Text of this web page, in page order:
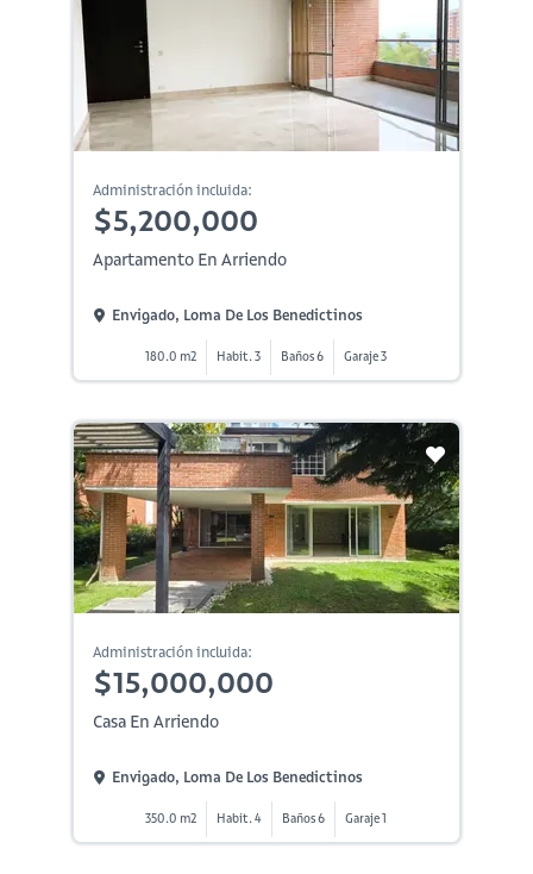
Administración incluida:
$5,200,000
Apartamento En Arriendo
Envigado, Loma De Los Benedictinos
180.0 m2 Habit. 3 Baños 6 Garaje 3
Administración incluida:
$15,000,000
Casa En Arriendo
Envigado, Loma De Los Benedictinos
350.0 m2 Habit. 4 Baños 6 Garaje 1